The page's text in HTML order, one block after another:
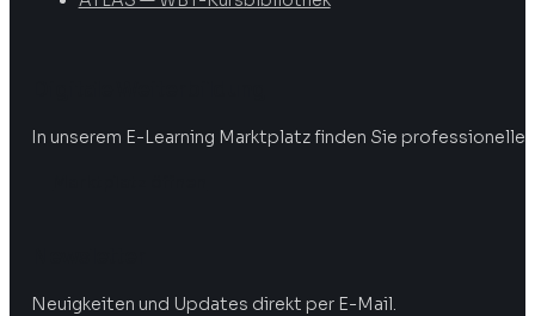
In unserem E-Learning Marktplatz finden Sie professionelle
Neuigkeiten und Updates direkt per E-Mail.